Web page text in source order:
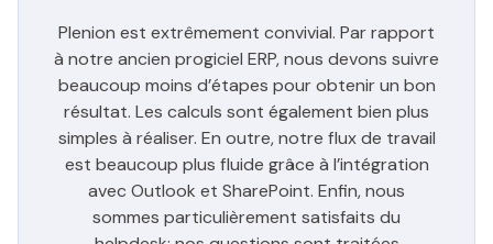
Plenion est extrêmement convivial. Par rapport
à notre ancien progiciel ERP, nous devons suivre
beaucoup moins d’étapes pour obtenir un bon
résultat. Les calculs sont également bien plus
simples à réaliser. En outre, notre flux de travail
est beaucoup plus fluide grâce à l’intégration
avec Outlook et SharePoint. Enfin, nous
sommes particulièrement satisfaits du